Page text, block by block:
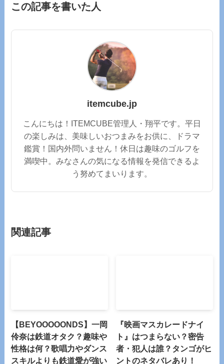
この記事を書いた人
itemcube.jp
こんにちは！ITEMCUBE管理人・翔平です。平日
の楽しみは、美味しいおつまみをお供に、ドラマ
鑑賞！国内外問いません！休日は趣味のゴルフを
満喫中。みなさんの気になる情報を発信できるよ
う努めてまいります。
関連記事
【BEYOOOOONDS】一岡
伶奈は鉄道オタク？趣味や
性格は何？歌唱力やダンス
スキルよりも鉄道愛が強い
『映画マスカレードナイ
ト』はつまらない？密告
者・犯人は誰？タンゴがヒ
ントのネタバレあり！